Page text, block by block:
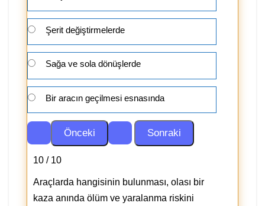
Şerit değiştirmelerde
Sağa ve sola dönüşlerde
Bir aracın geçilmesi esnasında
10 / 10
Araçlarda hangisinin bulunması, olası bir
kaza anında ölüm ve yaralanma riskini